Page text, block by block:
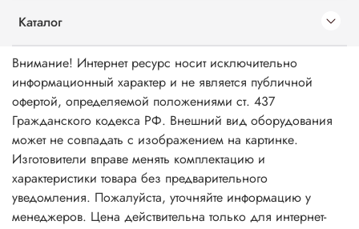
Каталог
Внимание! Интернет ресурс носит исключительно
информационный характер и не является публичной
офертой, определяемой положениями ст. 437
Гражданского кодекса РФ. Внешний вид оборудования
может не совпадать с изображением на картинке.
Изготовители вправе менять комплектацию и
характеристики товара без предварительного
уведомления. Пожалуйста, уточняйте информацию у
менеджеров. Цена действительна только для интернет-